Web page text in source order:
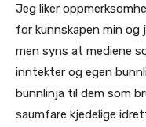
Jeg liker
for kunnskapen min og
men syns at mediene
inntekter og egen
bunnlinja til dem som
saumfare kjedelige